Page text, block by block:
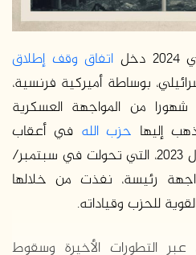
اتفاق وقف إطلاق
بوساطة أميركية فرنسية،
من المواجهة العسكرية
إليها حزب الله في أعقاب
السابع من أكتوبر/تشرين الأول 2023، التي تحولت في سبتمبر/
مواجهة رئيسة، نفذت من خلالها
للحزب وقياداته.
عبر التطورات الأخيرة وسقوط